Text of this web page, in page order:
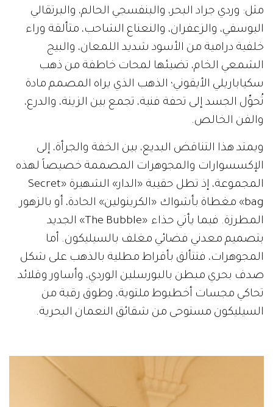
مثل: وردي جراد البحر، والبنفسجي الحالم، والبرتقالي
اليوسفي، والزعفران، والنعناع الشاحب، متألقة وراء
خلفية درامية من الأسود شديد اللمعان، والبيج
الشمعي الخام، تضيئها لمحات خاطفة من ذهب
سكياباريلي الأيقوني؛ الذهب الذي يراه المصمم مادة
تُحوِّل الجسد إلى تحفة فنية، تجمع بين الزينة، والدرع،
والفن الخالص.
ويمتد هذا التناقض البديع، بين الخفة والجرأة، إلى
الإكسسوارات والمجوهرات المصممة خصيصاً لهذه
المجموعة، إذ تطل حقيبة «الدار» الشهيرة «Secret
bag» مغطاة بأشواك «الكرينولين» الحادة، أو بالزهور
المطرزة. فيما يأتي حذاء
«The Bubble» الجديد
بتصميم معدني فضائي مغلف بالسيليكون. أما
المجوهرات، فتتألق بأقراط مطلية بالذهب على شكل
صدف بحري مبطن بالبورسلين الوردي، وأساور وقلائد
تحاكي مجسات أخطبوط ملتوية، وطوق رقبة من
السيليكون مستوحى من شقائق النعمان البحرية.